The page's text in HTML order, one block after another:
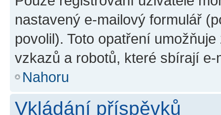
nastavený e-mailový formulář
povolil). Toto opatření
vzkazů a robotů, které sbírají e-
Nahoru
Vkládání příspěvků